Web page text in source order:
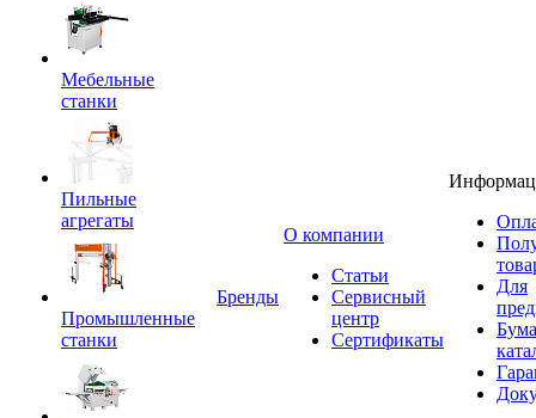
Мебельные
станки
Пильные
агрегаты
Промышленные
станки
Бренды
O компании
Статьи
Сервисный
центр
Сертификаты
Для